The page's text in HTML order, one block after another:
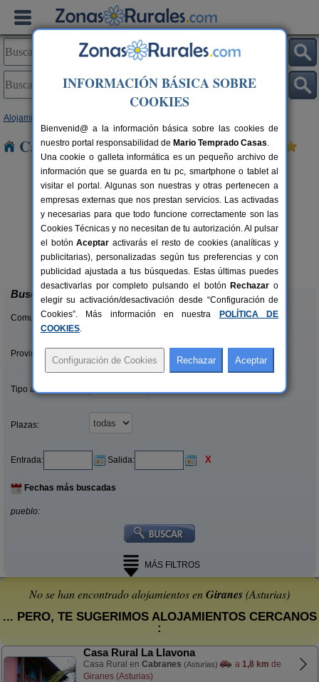
Alojamientos
Casas Rurales cerca de Giranes
4+1 pers.
desde26 €
El Acebo
Beloncio (Asturias)
Buscar
Comunidades:
Provincias/Islas:
Tipo alquiler:
Plazas:
Entrada: Salida: X
Fechas más buscadas
pueblo:
MÁS FILTROS
No se han encontrado alojamientos enGiranes(Asturias)
... PERO, TE SUGERIMOS ALOJAMIENTOS CERCANOS
:
Casa Rural La Llavona
Casa Rural en Cabranes (Asturias) a 1,8 km de
Giranes (Asturias)
INFORMACIÓN BÁSICA SOBRE
COOKIES
Bienvenid@ a la información básica sobre las cookies de
nuestro portal responsabilidad de Mario Temprado Casas.
Una cookie o galleta informática es un pequeño archivo de
información que se guarda en tu pc, smartphone o tablet al
visitar el portal. Algunas son nuestras y otras pertenecen a
empresas externas que nos prestan servicios. Las activadas
y necesarias para que todo funcione correctamente son las
Cookies Técnicas y no necesitan de tu autorización. Al pulsar
el botónAceptar activarás el resto de cookies (analíticas y
publicitarias), personalizadas según tus preferencias y con
publicidad ajustada a tus búsquedas. Estas últimas puedes
desactivarlas por completo pulsando el botón Rechazar o
elegir su activación/desactivación desde “Configuración de
Cookies”. Más información en nuestra
POLÍTICA DE
COOKIES.